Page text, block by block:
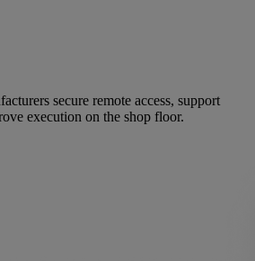
secure remote access, support
execution on the shop floor.